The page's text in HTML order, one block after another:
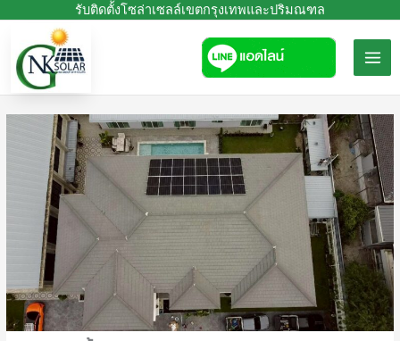
content
รับติดตั้งโซล่าเซลล์เขตกรุงเทพและปริมณฑล